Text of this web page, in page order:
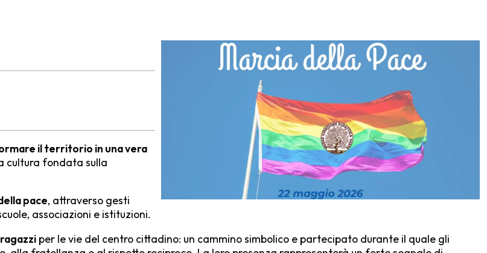
il territorio in una vera
cultura fondata sulla
pace, attraverso gesti
associazioni e istituzioni.
per le vie del centro cittadino: un cammino simbolico e partecipato durante il quale gli